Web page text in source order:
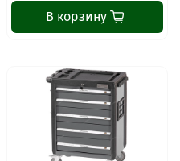
В корзину